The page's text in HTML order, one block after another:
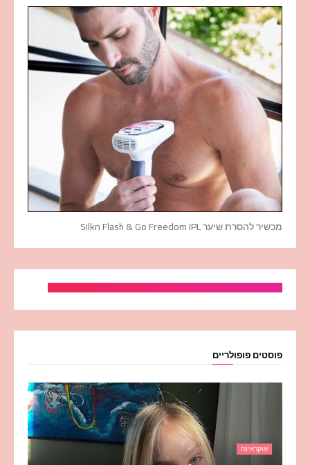
מכשיר להסרת שיער Silkn Flash & Go Freedom IPL
פוסטים פופולריים
אוקראינה